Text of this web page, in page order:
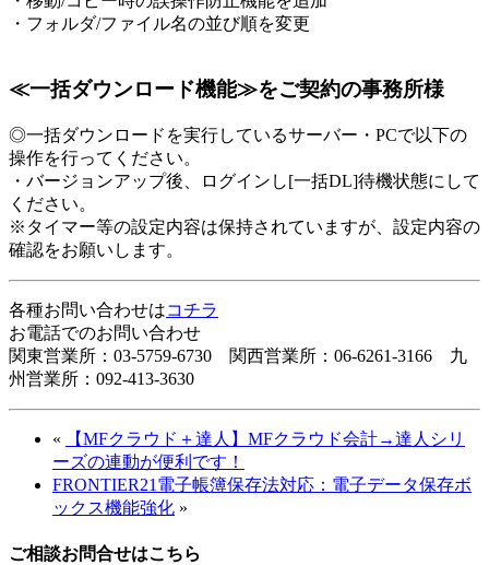
・フォルダ/ファイル名の並び順を変更
≪一括ダウンロード機能≫をご契約の事務所様
◎一括ダウンロードを実行しているサーバー・PCで以下の
操作を行ってください。
・バージョンアップ後、ログインし[一括DL]待機状態にして
ください。
※タイマー等の設定内容は保持されていますが、設定内容の
確認をお願いします。
各種お問い合わせはコチラ
お電話でのお問い合わせ
関東営業所：03-5759-6730 関西営業所：06-6261-3166 九
州営業所：092-413-3630
«
【MFクラウド＋達人】MFクラウド会計→達人シリ
ーズの連動が便利です！
FRONTIER21電子帳簿保存法対応：電子データ保存ボ
ックス機能強化 »
ご相談お問合せはこちら